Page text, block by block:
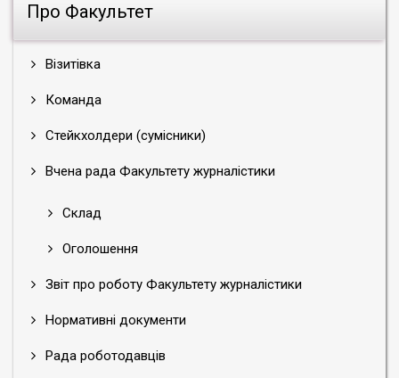
Про Факультет
Візитівка
Команда
Стейкхолдери (сумісники)
Вчена рада Факультету журналістики
Склад
Оголошення
Звіт про роботу Факультету журналістики
Нормативні документи
Рада роботодавців